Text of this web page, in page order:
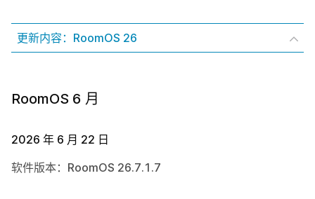
更新内容：RoomOS 26
RoomOS 6 月
2026 年 6 月 22 日
软件版本：RoomOS 26.7.1.7